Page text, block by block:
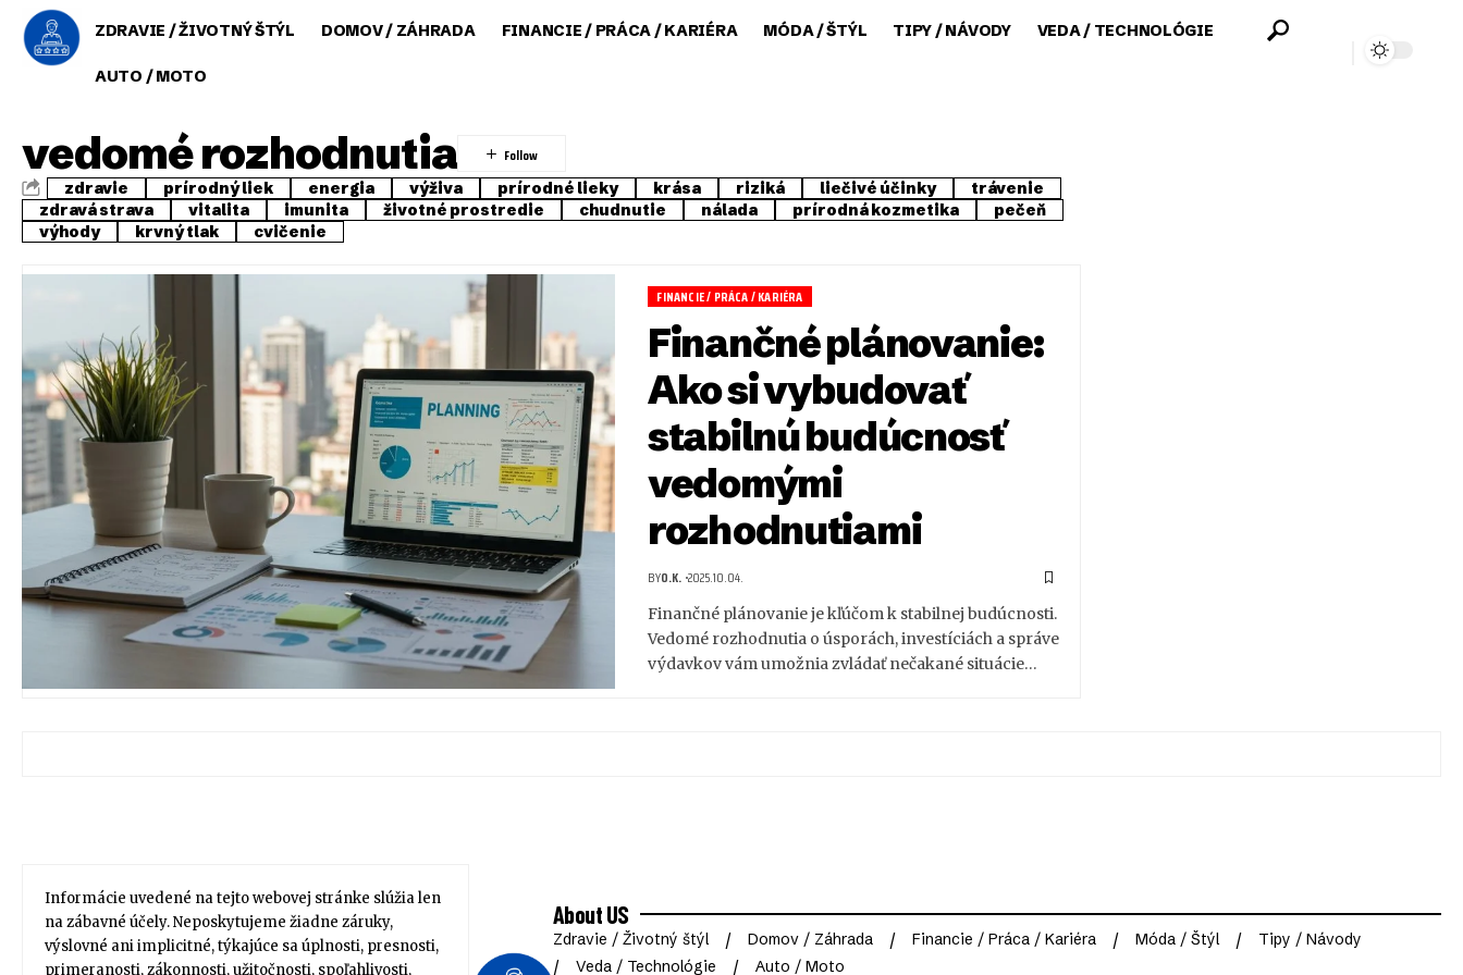
ZDRAVIE / ŽIVOTNÝ ŠTÝL DOMOV / ZÁHRADA FINANCIE / PRÁCA / KARIÉRA MÓDA / ŠTÝL TIPY / NÁVODY VEDA / TECHNOLÓGIE
AUTO / MOTO
vedomé rozhodnutia
zdravie prírodný liek energia výživa prírodné lieky krása riziká liečivé účinky
trávenie
zdravá strava
vitalita imunita životné prostredie chudnutie nálada prírodná kozmetika
pečeň
výhody
krvný tlak cvičenie
FINANCIE / PRÁCA / KARIÉRA
Finančné plánovanie:
Ako si vybudovať
stabilnú budúcnosť
vedomými
rozhodnutiami
BYO.K. 2025.10.04.
Finančné plánovanie je kľúčom k stabilnej budúcnosti.
Vedomé rozhodnutia o úsporách, investíciách a správe
výdavkov vám umožnia zvládať nečakané situácie…
Informácie uvedené na tejto webovej stránke slúžia len
na zábavné účely. Neposkytujeme žiadne záruky,
výslovné ani implicitné, týkajúce sa úplnosti, presnosti,
primeranosti, zákonnosti, užitočnosti, spoľahlivosti,
About US
Zdravie / Životný štýl Domov / Záhrada Financie / Práca / Kariéra Móda / Štýl
Tipy / Návody
Veda / Technológie
Auto / Moto